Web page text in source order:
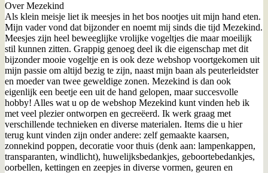
Over Mezekind
Als klein meisje liet ik meesjes in het bos nootjes uit mijn hand eten.
Mijn vader vond dat bijzonder en noemt mij sinds die tijd Mezekind.
Meesjes zijn heel beweeglijke vrolijke vogeltjes die maar moeilijk
stil kunnen zitten. Grappig genoeg deel ik die eigenschap met dit
bijzonder mooie vogeltje en is ook deze webshop voortgekomen uit
mijn passie om altijd bezig te zijn, naast mijn baan als peuterleidster
en moeder van twee geweldige zonen. Mezekind is dan ook
eigenlijk een beetje een uit de hand gelopen, maar succesvolle
hobby! Alles wat u op de webshop Mezekind kunt vinden heb ik
met veel plezier ontworpen en gecreëerd. Ik werk graag met
verschillende technieken en diverse materialen. Items die u hier
terug kunt vinden zijn onder andere: zelf gemaakte kaarsen,
zonnekind poppen, decoratie voor thuis (denk aan: lampenkappen,
transparanten, windlicht), huwelijksbedankjes, geboortebedankjes,
oorbellen, kettingen en zeepjes in diverse vormen, geuren en